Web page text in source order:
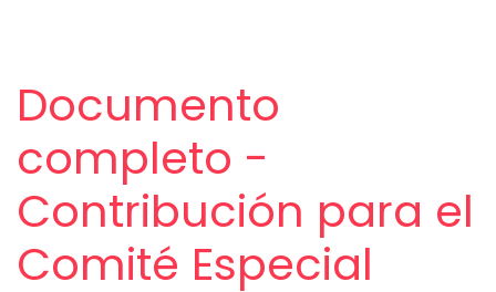
Documento
completo -
Contribución para el
Comité Especial